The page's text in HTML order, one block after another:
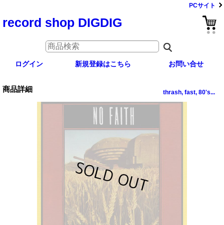
PCサイト
record shop DIGDIG
ログイン 新規登録はこちら お問い合せ
商品詳細 thrash, fast, 80's...